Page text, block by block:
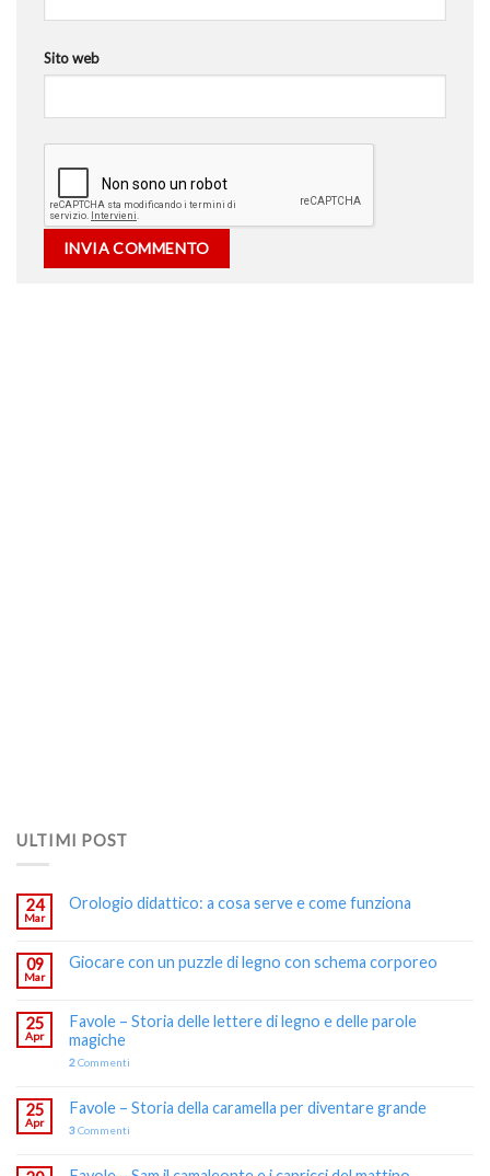
Sito web
ULTIMI POST
24
Mar
Orologio didattico: a cosa serve e come funziona
09
Mar
Giocare con un puzzle di legno con schema corporeo
25
Apr
Favole – Storia delle lettere di legno e delle parole
magiche
2Commenti
25
Apr
Favole – Storia della caramella per diventare grande
3Commenti